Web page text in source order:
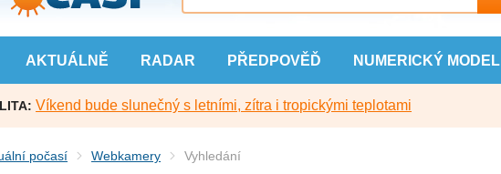
AKTUÁLNĚ RADAR PŘEDPOVĚĎ NUMERICKÝ MODEL
Víkend bude slunečný s letními, zítra i tropickými teplotami
počasí Webkamery Vyhledání